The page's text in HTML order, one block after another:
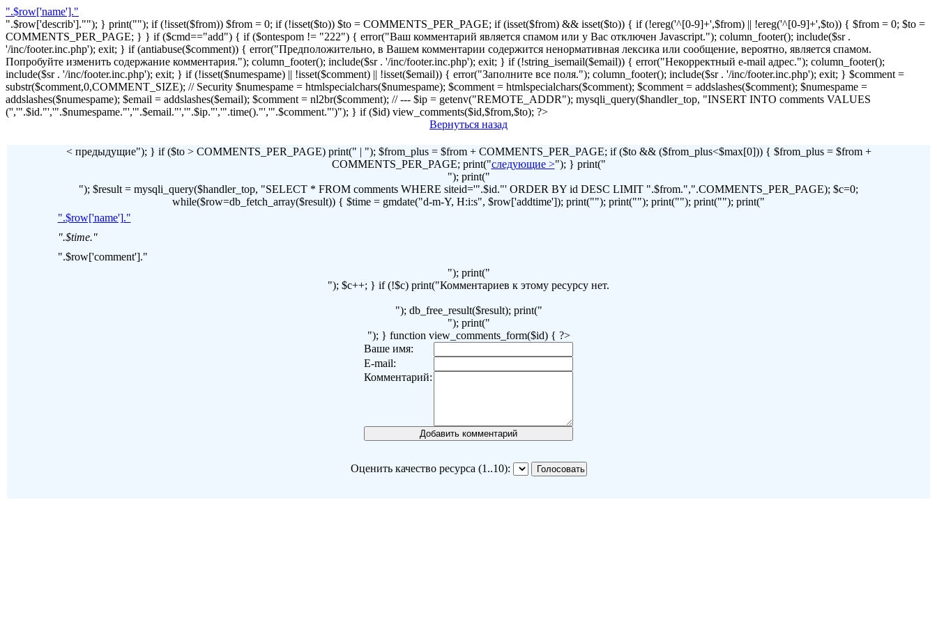
".$row['name']."
".$row['describ'].""); } print(""); if (!isset($from)) $from = 0; if (!isset($to)) $to = COMMENTS_PER_PAGE; if (isset($from) && isset($to)) { if (!ereg('^[0-9]+',$from) || !ereg('^[0-9]+',$to)) { $from = 0; $to =
COMMENTS_PER_PAGE; } } if ($cmd=="add") { if ($ontespom != "222") { error("Ваш комментарий является спамом или у Вас отключен Javascript."); column_footer(); include($sr .
'/inc/footer.inc.php'); exit; } if (antiabuse($comment)) { error("Предположительно, в Вашем комментарии содержится ненормативная лексика или сообщение, вероятно, является спамом.
Попробуйте изменить содержание комментария."); column_footer(); include($sr . '/inc/footer.inc.php'); exit; } if (!string_isemail($email)) { error("Некорректный e-mail адрес."); column_footer();
include($sr . '/inc/footer.inc.php'); exit; } if (!isset($numespame) || !isset($comment) || !isset($email)) { error("Заполните все поля."); column_footer(); include($sr . '/inc/footer.inc.php'); exit; } $comment =
substr($comment,0,COMMENT_SIZE); // Security $numespame = htmlspecialchars($numespame); $comment = htmlspecialchars($comment); $comment = addslashes($comment); $numespame =
addslashes($numespame); $email = addslashes($email); $comment = nl2br($comment); // --- $ip = getenv("REMOTE_ADDR"); mysqli_query($handler_top, "INSERT INTO comments VALUES
('','".$id."','".$numespame."','".$email."','".$ip."','".time()."','".$comment."')"); } if ($id) view_comments($id,$from,$to); ?>
Вернуться назад
< предыдущие"); } if ($to > COMMENTS_PER_PAGE) print(" | "); $from_plus = $from + COMMENTS_PER_PAGE; if ($to && ($from_plus<$max[0])) { $from_plus = $from +
COMMENTS_PER_PAGE; print("следующие >"); } print("
"); print("
"); $result = mysqli_query($handler_top, "SELECT * FROM comments WHERE siteid='".$id."' ORDER BY id DESC LIMIT ".$from.",".COMMENTS_PER_PAGE); $c=0;
while($row=db_fetch_array($result)) { $time = gmdate("d-m-Y, H:i:s", $row['addtime']); print(""); print(""); print(""); print(""); print("
".$row['name']."
".$time."
".$row['comment']."
"); print("
"); $c++; } if (!$c) print("Комментариев к этому ресурсу нет.
"); db_free_result($result); print("
"); print("
"); } function view_comments_form($id) { ?>
Ваше имя:
E-mail:
Комментарий:
Оценить качество ресурса (1..10):